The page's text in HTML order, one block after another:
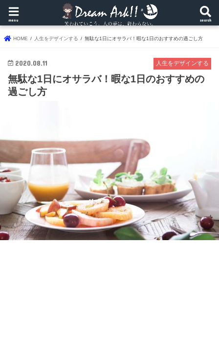
search
menu
HOME 人生をデザインする 無駄な1日にオサラバ！暇な1日のおすすめの過ごし方
人生をデザインする
2020.08.11
無駄な1日にオサラバ！暇な1日のおすすめの
過ごし方